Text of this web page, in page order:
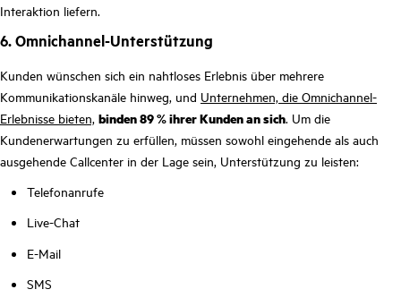
Interaktion liefern.
6. Omnichannel-Unterstützung
Kunden wünschen sich ein nahtloses Erlebnis über mehrere
Kommunikationskanäle hinweg, und Unternehmen, die Omnichannel-
Erlebnisse bieten, binden 89 % ihrer Kunden an sich. Um die
Kundenerwartungen zu erfüllen, müssen sowohl eingehende als auch
ausgehende Callcenter in der Lage sein, Unterstützung zu leisten:
Telefonanrufe
Live-Chat
E-Mail
SMS